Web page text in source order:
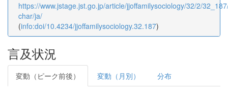
https://www.jstage.jst.go.jp/article/jjoffamilysociology/32/2/
char/ja/
(info:doi/10.4234/jjoffamilysociology.32.187)
言及状況
変動（ピーク前後） 変動（月別） 分布